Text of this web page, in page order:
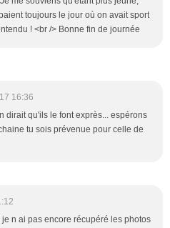
toujours le jour où on avait sport
! <br /> Bonne fin de journée
16:36
dirait qu'ils le font exprès... espérons
tu sois prévenue pour celle de
je n ai pas encore récupéré les photos